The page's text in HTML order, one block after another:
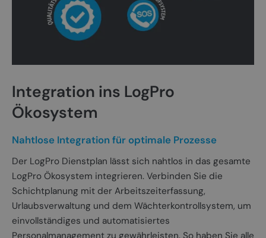
Integration ins LogPro
Ökosystem
Nahtlose Integration für optimale Prozesse
Der LogPro Dienstplan lässt sich nahtlos in das gesamte
LogPro Ökosystem integrieren. Verbinden Sie die
Schichtplanung mit der Arbeitszeiterfassung,
Urlaubsverwaltung und dem Wächterkontrollsystem, um
einvollständiges und automatisiertes
Personalmanagement zu gewährleisten. So haben Sie alle